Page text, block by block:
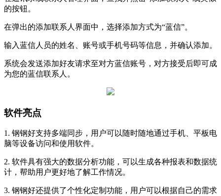
的按钮。
在弹出的添加联系人界面中，选择添加方式为“蓝信”。
输入蓝信人员的姓名、账号或手机号码等信息，并确认添加。
系统会发送添加好友请求至对方蓝信账号，对方接受后即可成
为您的蓝信联系人。
软件亮点
1. 钢钢好支持多端同步，用户可以随时随地通过手机、平板电
脑等设备访问和使用软件。
2. 软件具有强大的数据分析功能，可以生成各种报表和数据统
计，帮助用户更好地了解工作情况。
3. 钢钢好还提供了个性化定制功能，用户可以根据自己的需求